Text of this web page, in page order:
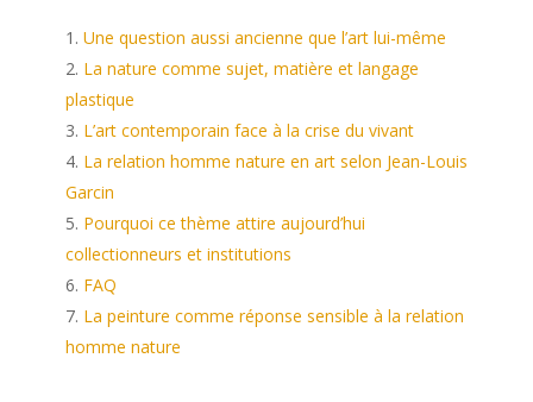
Une question aussi ancienne que l’art lui-même
La nature comme sujet, matière et langage
plastique
L’art contemporain face à la crise du vivant
La relation homme nature en art selon Jean-Louis
Garcin
Pourquoi ce thème attire aujourd’hui
collectionneurs et institutions
FAQ
La peinture comme réponse sensible à la relation
homme nature